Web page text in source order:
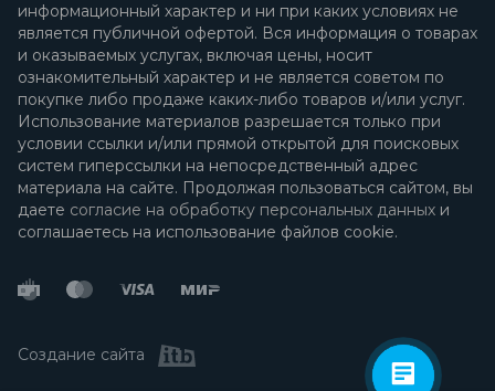
информационный характер и ни при каких условиях не
является публичной офертой. Вся информация о товарах
и оказываемых услугах, включая цены, носит
ознакомительный характер и не является советом по
покупке либо продаже каких-либо товаров и/или услуг.
Использование материалов разрешается только при
условии ссылки и/или прямой открытой для поисковых
систем гиперссылки на непосредственный адрес
материала на сайте. Продолжая пользоваться сайтом, вы
даете согласие на обработку персональных данных и
соглашаетесь на использование файлов cookie.
Создание сайта